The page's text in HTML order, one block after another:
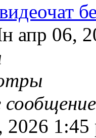
апр 06,
2026 1:45